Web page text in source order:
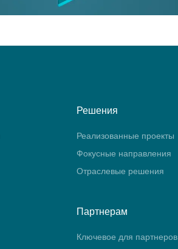
Решения
Реализованные проекты
Фокусные направления
Отраслевые решения
Партнерам
Ключевое для партнеров